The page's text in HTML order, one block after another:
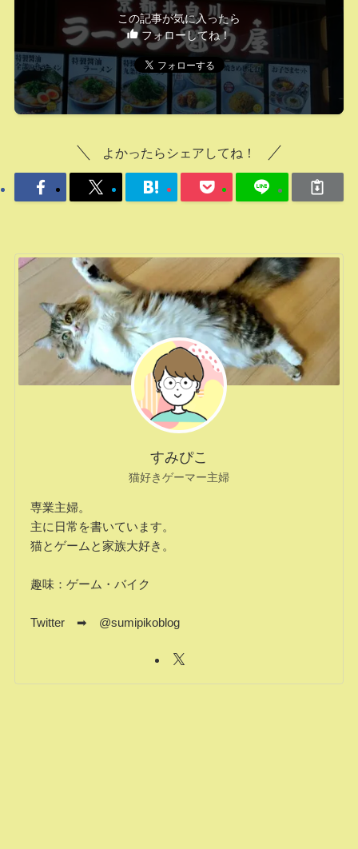
この記事が気に入ったら
フォローしてね！
よかったらシェアしてね！
すみぴこ
猫好きゲーマー主婦
専業主婦。
主に日常を書いています。
猫とゲームと家族大好き。
趣味：ゲーム・バイク
Twitter ➡ @sumipikoblog